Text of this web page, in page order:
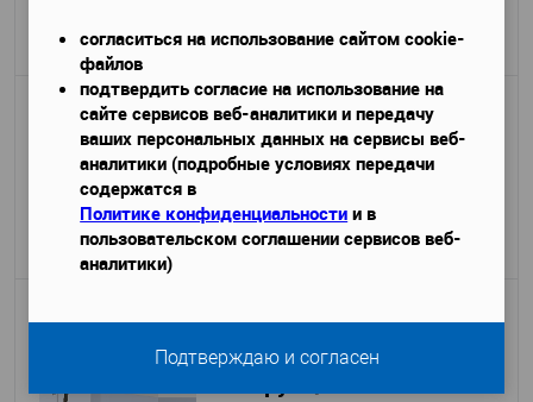
Подробнее
Карниз Bello Deco XPS К 5
Габариты (ДхШхВ) —2000х35х70 мм.
468 руб. / м.п.
935 руб./ шт
Подробнее
Карниз Hi Wood A70V1
Габариты (ДхШхВ)—2000x21x70 мм
согласиться на использование сайтом cookie-
файлов
подтвердить согласие на использование на
сайте сервисов веб-аналитики и передачу
ваших персональных данных на сервисы веб-
аналитики (подробные условиях передачи
содержатся в
Политике конфиденциальности и в
пользовательском соглашении сервисов веб-
аналитики)
Подтверждаю и согласен